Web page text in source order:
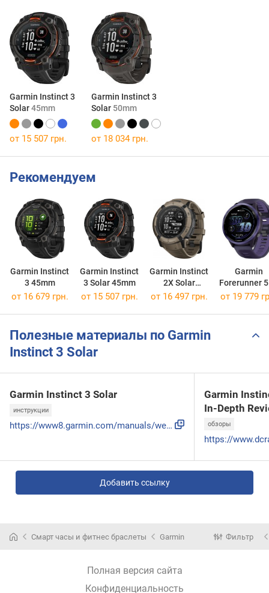
Garmin Instinct 3
Solar45mm
Garmin Instinct 3
Solar 50mm
от 15 507 грн. от 18 034 грн.
Рекомендуем
Garmin Instinct
3 45mm
Garmin Instinct
3 Solar 45mm
Garmin Instinct
2X Solar
Tactical Edition
Garmin
Forerunner
47mm
от 16 679 грн. от 15 507 грн. от 16 497 грн. от 19 779
Полезные материалы по Garmin
Instinct 3 Solar
Garmin Instinct 3 Solar
инструкции
https://www8.garmin.com/manuals/webhelp/GUID-2C274FD2-F0C3-...
Garmin
In-Depth
обзоры
Добавить ссылку
Смарт часы и фитнес браслеты Garmin Фильтр
Полная версия сайта
Конфиденциальность